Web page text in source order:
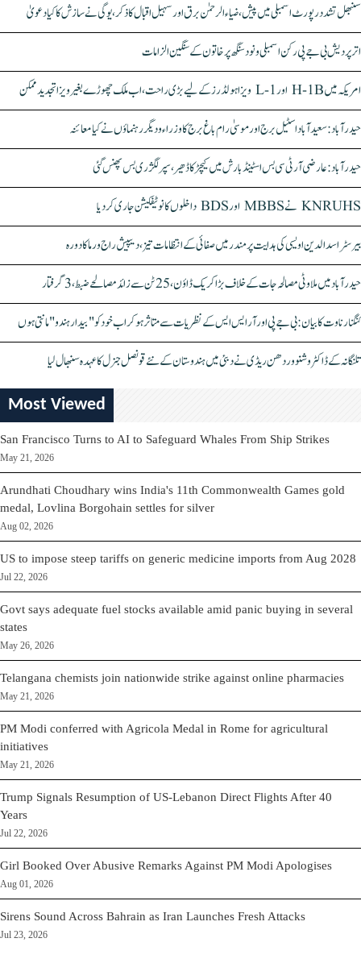
سنبھل تشدد رپورٹ اسمبلی میں پیش، ضیاء الرحمٰن برق اور سہیل اقبال کا ذکر، یوگی نے سازش کا کیا دعویٰ
اتر پردیش بی جے پی رکن اسمبلی ونود سنگھ پر خاتون کے سنگین الزامات
امریکہ میں H-1B اور L-1 ویزا ہولڈرز کے لیے بڑی راحت، اب ملک چھوڑے بغیر ویزا تجدید ممکن
حیدرآباد: سعیدآباد اسٹیل برج اور موسیٰ رام باغ برج کا وزراء و دیگر رہنماؤں نے کیا معائنہ
حیدرآباد: عارضی آر ٹی سی بس اسٹینڈ بارش میں کیچڑ کا ڈھیر، سپر لگژری بس پھنس گئی
KNRUHS نے MBBS اور BDS داخلوں کا نوٹیفکیشن جاری کر دیا
بیرسٹر اسدالدین اویسی کی ہدایت پر مندر میں صفائی کے انتظامات تیز، دیپیش راج ورما کا دورہ
حیدرآباد میں ملاوٹی مصالحہ جات کے خلاف بڑا کریک ڈاؤن، 25 ٹن سے زائد مصالحے ضبط، 3 گرفتار
کنگنا رناوت کا بیان: بی جے پی اور آر ایس ایس کے نظریات سے متاثر ہو کر اب خود کو "بیدار ہندو" مانتی ہوں
تلنگانہ کے ڈاکٹر وشنو وردھن ریڈی نے دبئی میں ہندوستان کے نئے قونصل جنرل کا عہدہ سنبھال لیا
Most Viewed
San Francisco Turns to AI to Safeguard Whales From Ship Strikes
May 21, 2026
Arundhati Choudhary wins India's 11th Commonwealth Games gold
medal, Lovlina Borgohain settles for silver
Aug 02, 2026
US to impose steep tariffs on generic medicine imports from Aug 2028
Jul 22, 2026
Govt says adequate fuel stocks available amid panic buying in several
states
May 26, 2026
Telangana chemists join nationwide strike against online pharmacies
May 21, 2026
PM Modi conferred with Agricola Medal in Rome for agricultural
initiatives
May 21, 2026
Trump Signals Resumption of US-Lebanon Direct Flights After 40
Years
Jul 22, 2026
Girl Booked Over Abusive Remarks Against PM Modi Apologises
Aug 01, 2026
Sirens Sound Across Bahrain as Iran Launches Fresh Attacks
Jul 23, 2026